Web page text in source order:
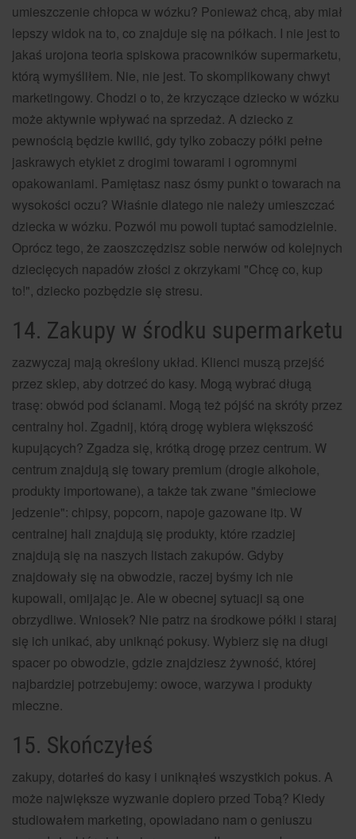
umieszczenie chłopca w wózku? Ponieważ chcą, aby miał
lepszy widok na to, co znajduje się na półkach. I nie jest to
jakaś urojona teoria spiskowa pracowników supermarketu,
którą wymyśliłem. Nie, nie jest. To skomplikowany chwyt
marketingowy. Chodzi o to, że krzyczące dziecko w wózku
może aktywnie wpływać na sprzedaż. A dziecko z
pewnością będzie kwilić, gdy tylko zobaczy półki pełne
jaskrawych etykiet z drogimi towarami i ogromnymi
opakowaniami. Pamiętasz nasz ósmy punkt o towarach na
wysokości oczu? Właśnie dlatego nie należy umieszczać
dziecka w wózku. Pozwól mu powoli tuptać samodzielnie.
Oprócz tego, że zaoszczędzisz sobie nerwów od kolejnych
dziecięcych napadów złości z okrzykami "Chcę co, kup
to!", dziecko pozbędzie się stresu.
14. Zakupy w środku supermarketu
zazwyczaj mają określony układ. Klienci muszą przejść
przez sklep, aby dotrzeć do kasy. Mogą wybrać długą
trasę: obwód pod ścianami. Mogą też pójść na skróty przez
centralny hol. Zgadnij, którą drogę wybiera większość
kupujących? Zgadza się, krótką drogę przez centrum. W
centrum znajdują się towary premium (drogie alkohole,
produkty importowane), a także tak zwane "śmieciowe
jedzenie": chipsy, popcorn, napoje gazowane itp. W
centralnej hali znajdują się produkty, które rzadziej
znajdują się na naszych listach zakupów. Gdyby
znajdowały się na obwodzie, raczej byśmy ich nie
kupowali, omijając je. Ale w obecnej sytuacji są one
obrzydliwe. Wniosek? Nie patrz na środkowe półki i staraj
się ich unikać, aby uniknąć pokusy. Wybierz się na długi
spacer po obwodzie, gdzie znajdziesz żywność, której
najbardziej potrzebujemy: owoce, warzywa i produkty
mleczne.
15. Skończyłeś
zakupy, dotarłeś do kasy i uniknąłeś wszystkich pokus. A
może największe wyzwanie dopiero przed Tobą? Kiedy
studiowałem marketing, opowiadano nam o geniuszu